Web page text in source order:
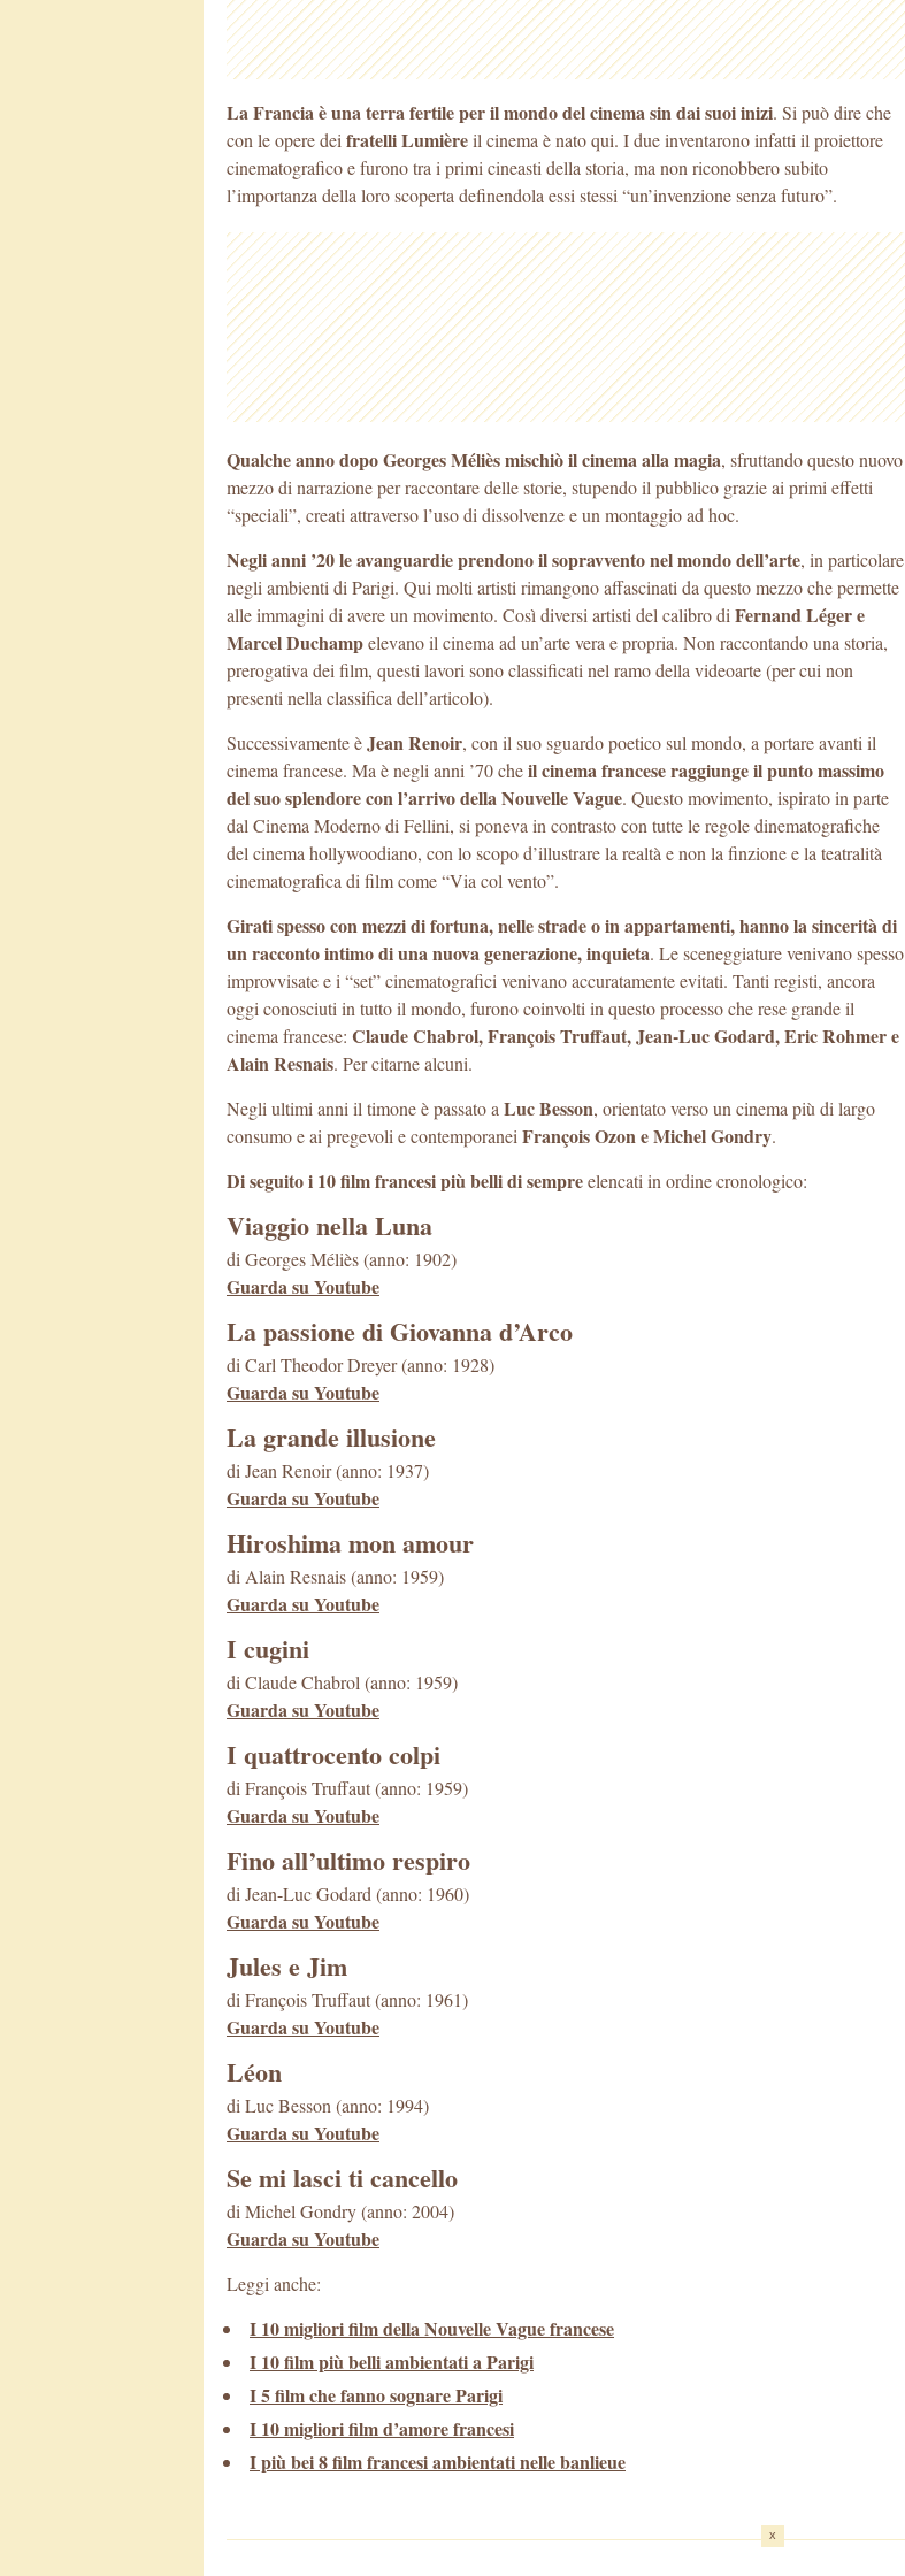
La Francia è una terra fertile per il mondo del cinema sin dai suoi inizi. Si può dire che
con le opere dei fratelli Lumièreil cinema è nato qui. I due inventarono infatti il proiettore
cinematografico e furono tra i primi cineasti della storia, ma non riconobbero subito
l’importanza della loro scoperta definendola essi stessi “un’invenzione senza futuro”.
Qualche anno dopo Georges Méliès mischiò il cinema alla magia, sfruttando questo nuovo
mezzo di narrazione per raccontare delle storie, stupendo il pubblico grazie ai primi effetti
“speciali”, creati attraverso l’uso di dissolvenze e un montaggio ad hoc.
Negli anni ’20 le avanguardie prendono il sopravvento nel mondo dell’arte, in particolare
negli ambienti di Parigi. Qui molti artisti rimangono affascinati da questo mezzo che permette
alle immagini di avere un movimento. Così diversi artisti del calibro di Fernand Léger e
Marcel Duchampelevano il cinema ad un’arte vera e propria. Non raccontando una storia,
prerogativa dei film, questi lavori sono classificati nel ramo della videoarte (per cui non
presenti nella classifica dell’articolo).
Successivamente èJean Renoir, con il suo sguardo poetico sul mondo, a portare avanti il
cinema francese. Ma è negli anni ’70 cheil cinema francese raggiunge il punto massimo
del suo splendore con l’arrivo della Nouvelle Vague. Questo movimento, ispirato in parte
dal Cinema Moderno di Fellini, si poneva in contrasto con tutte le regole dinematografiche
del cinema hollywoodiano, con lo scopo d’illustrare la realtà e non la finzione e la teatralità
cinematografica di film come “Via col vento”.
Girati spesso con mezzi di fortuna, nelle strade o in appartamenti, hanno la sincerità di
un racconto intimo di una nuova generazione, inquieta. Le sceneggiature venivano spesso
improvvisate e i “set” cinematografici venivano accuratamente evitati. Tanti registi, ancora
oggi conosciuti in tutto il mondo, furono coinvolti in questo processo che rese grande il
cinema francese: Claude Chabrol, François Truffaut, Jean-Luc Godard, Eric Rohmer e
Alain Resnais. Per citarne alcuni.
Negli ultimi anni il timone è passato a Luc Besson, orientato verso un cinema più di largo
consumo e ai pregevoli e contemporanei François Ozon e Michel Gondry.
Di seguito i 10 film francesi più belli di sempreelencati in ordine cronologico:
Viaggio nella Luna
di Georges Méliès (anno: 1902)
Guarda su Youtube
La passione di Giovanna d’Arco
di Carl Theodor Dreyer (anno: 1928)
Guarda su Youtube
La grande illusione
di Jean Renoir (anno: 1937)
Guarda su Youtube
Hiroshima mon amour
di Alain Resnais (anno: 1959)
Guarda su Youtube
I cugini
di Claude Chabrol (anno: 1959)
Guarda su Youtube
I quattrocento colpi
di François Truffaut (anno: 1959)
Guarda su Youtube
Fino all’ultimo respiro
di Jean-Luc Godard (anno: 1960)
Guarda su Youtube
Jules e Jim
di François Truffaut (anno: 1961)
Guarda su Youtube
Léon
di Luc Besson (anno: 1994)
Guarda su Youtube
Se mi lasci ti cancello
di Michel Gondry (anno: 2004)
Guarda su Youtube
Leggi anche:
I 10 migliori film della Nouvelle Vague francese
I 10 film più belli ambientati a Parigi
I 5 film che fanno sognare Parigi
I 10 migliori film d’amore francesi
I più bei 8 film francesi ambientati nelle banlieue
x